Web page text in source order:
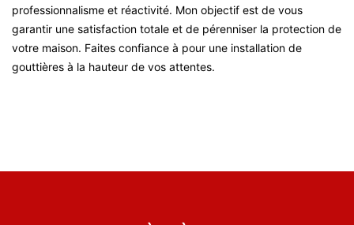
professionnalisme et réactivité. Mon objectif est de vous
garantir une satisfaction totale et de pérenniser la protection de
votre maison. Faites confiance à pour une installation de
gouttières à la hauteur de vos attentes.